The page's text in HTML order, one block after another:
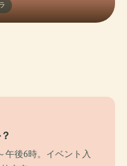
午後6時。イベント入